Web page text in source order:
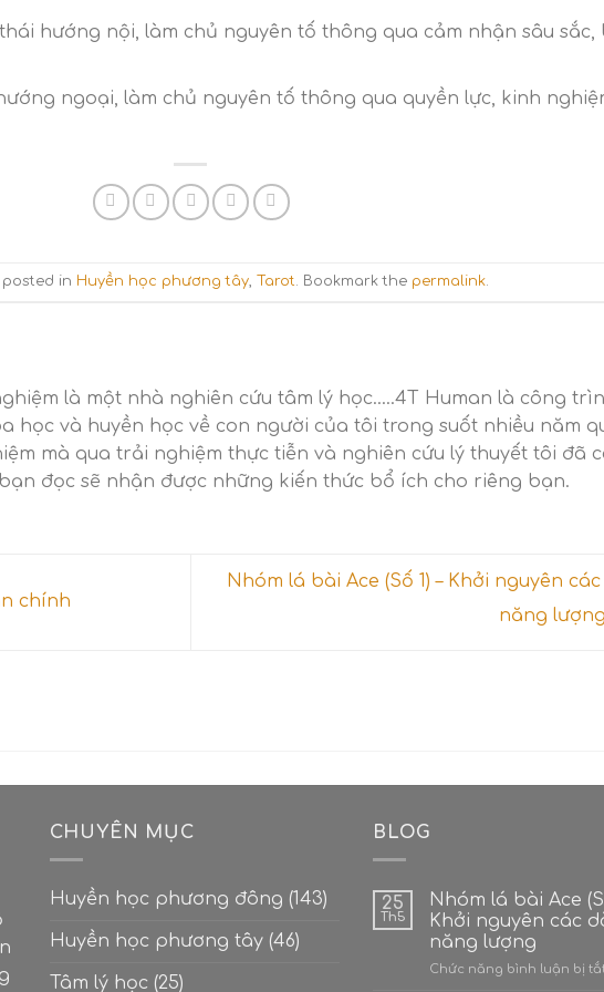
hướng nội, làm chủ nguyên tố thông qua cảm nhận sâu sắc,
ngoại, làm chủ nguyên tố thông qua quyền lực, kinh
posted in Huyền học phương tây, Tarot. Bookmark the permalink.
là một nhà nghiên cứu tâm lý học.....4T Human là công
học và huyền học về con người của tôi trong suốt nhiều năm
mà qua trải nghiệm thực tiễn và nghiên cứu lý thuyết tôi đã
đọc sẽ nhận được những kiến thức bổ ích cho riêng bạn.
chính
Nhóm lá bài Ace (Số 1) – Khởi nguyên
năng lượng
CHUYÊN MỤC
Huyền học phương đông (143)
Huyền học phương tây(46)
Tâm lý học (25)
BLOG
25
Th5
Nhóm lá bài Ace
Khởi nguyên các
năng lượng
Chức năng bình luận bị